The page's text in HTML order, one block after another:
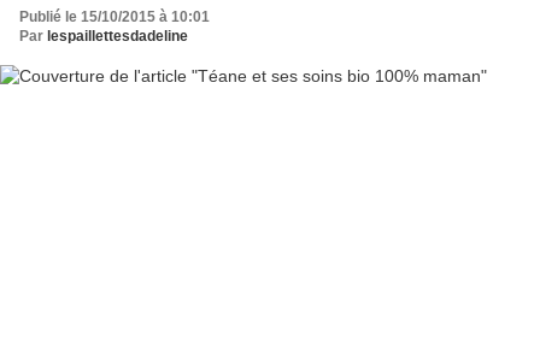
Publié le 15/10/2015 à 10:01
Par lespaillettesdadeline